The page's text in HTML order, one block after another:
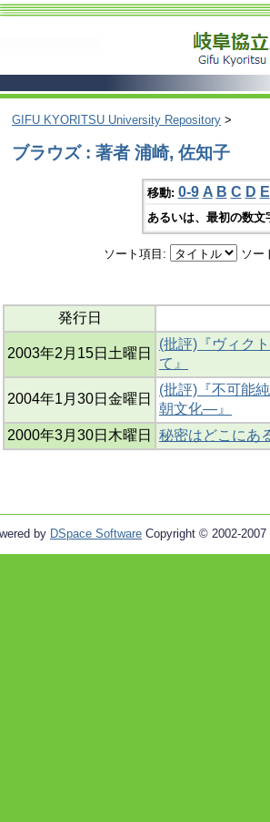
GIFU KYORITSU University Repository >
ブラウズ : 著者 浦崎, 佐知子
移動: 0-9 A B C D E
あるいは、最初の数
ソート項目: ソー
発行日
2003年2月15日土曜日
(批評)『ヴィク
て』
2004年1月30日金曜日
(批評)『不可能
朝文化―』
2000年3月30日木曜日
秘密はどこにあ
by DSpace Software Copyright © 2002-2007